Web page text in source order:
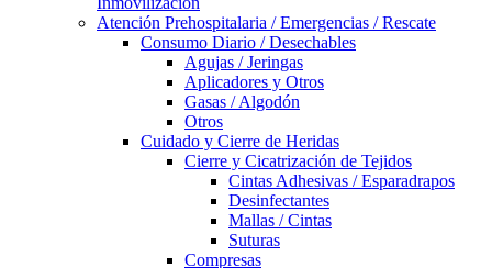
Atención Prehospitalaria / Emergencias / Rescate
Consumo Diario / Desechables
Agujas / Jeringas
Aplicadores y Otros
Gasas / Algodón
Otros
Cuidado y Cierre de Heridas
Cierre y Cicatrización de Tejidos
Cintas Adhesivas / Esparadrapos
Desinfectantes
Mallas / Cintas
Suturas
Compresas